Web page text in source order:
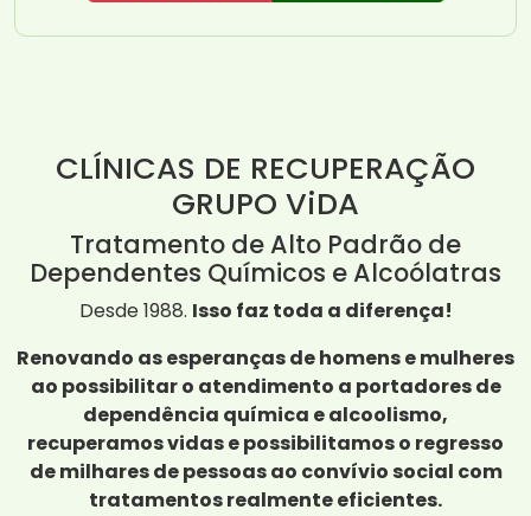
CLÍNICAS DE RECUPERAÇÃO
GRUPO ViDA
Tratamento de Alto Padrão de
Dependentes Químicos e Alcoólatras
Desde 1988. Isso faz toda a diferença!
Renovando as esperanças de homens e mulheres
ao possibilitar o atendimento a portadores de
dependência química e alcoolismo,
recuperamos vidas e possibilitamos o regresso
de milhares de pessoas ao convívio social com
tratamentos realmente eficientes.